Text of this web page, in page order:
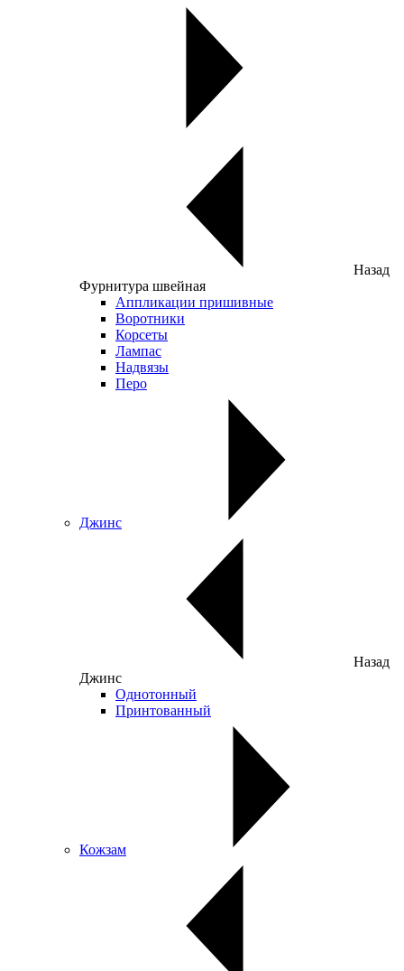
Назад
Фурнитура швейная
Аппликации пришивные
Воротники
Корсеты
Лампас
Надвязы
Перо
Джинс
Назад
Джинс
Однотонный
Принтованный
Кожзам